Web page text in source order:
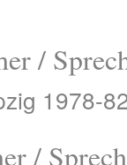
/
1978-
/